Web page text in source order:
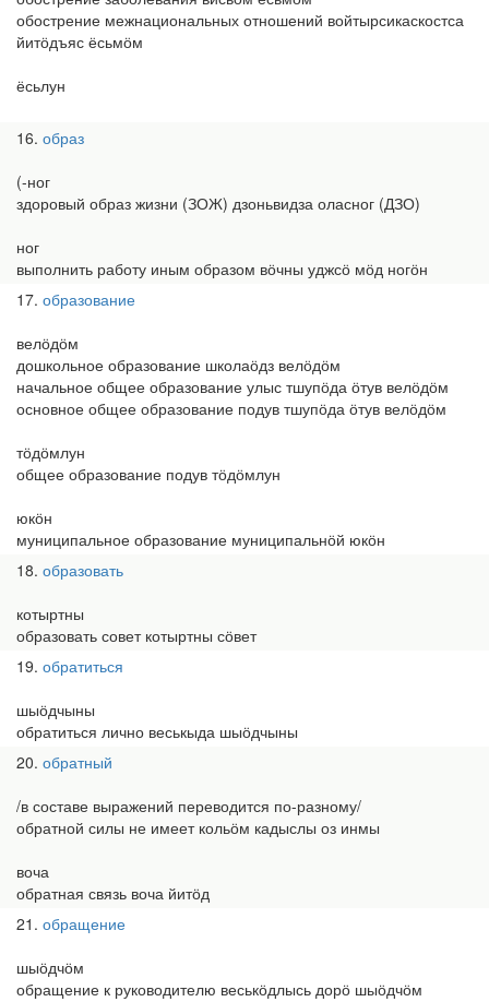
обострение межнациональных отношений войтырсикаскостса
йитӧдъяс ёсьмӧм
ёсьлун
16 образ
(-ног
здоровый образ жизни (ЗОЖ) дзоньвидза оласног (ДЗО)
ног
выполнить работу иным образом вӧчны уджсӧ мӧд ногӧн
17 образование
велӧдӧм
дошкольное образование школаӧдз велӧдӧм
начальное общее образование улыс тшупӧда ӧтув велӧдӧм
основное общее образование подув тшупӧда ӧтув велӧдӧм
тӧдӧмлун
общее образование подув тӧдӧмлун
юкӧн
муниципальное образование муниципальнӧй юкӧн
18 образовать
котыртны
образовать совет котыртны сӧвет
19 обратиться
шыӧдчыны
обратиться лично веськыда шыӧдчыны
20 обратный
/в составе выражений переводится по-разному/
обратной силы не имеет кольӧм кадыслы оз инмы
воча
обратная связь воча йитӧд
21 обращение
шыӧдчӧм
обращение к руководителю веськӧдлысь дорӧ шыӧдчӧм